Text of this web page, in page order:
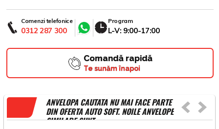
Comenzi telefonice
0312 287 300
Program
L-V: 9:00-17:00
Comandă rapidă
Te sunăm înapoi
ANVELOPA CAUTATA NU MAI FACE PARTE
DIN OFERTA AUTO SOFT. NOILE ANVELOPE
SIMILARE SUNT